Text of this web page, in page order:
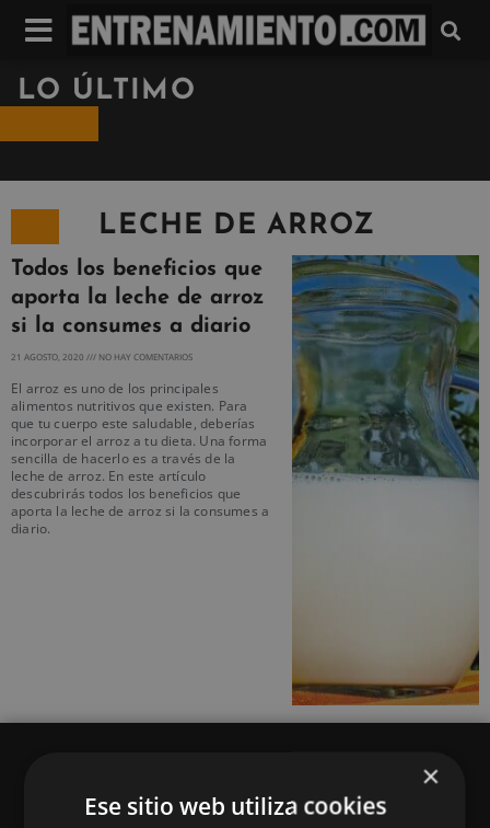
LO ÚLTIMO
LECHE DE ARROZ
Todos los beneficios que
aporta la leche de arroz
si la consumes a diario
21 AGOSTO, 2020 NO HAY COMENTARIOS
El arroz es uno de los principales
alimentos nutritivos que existen. Para
que tu cuerpo este saludable, deberías
incorporar el arroz a tu dieta. Una forma
sencilla de hacerlo es a través de la
leche de arroz. En este artículo
descubrirás todos los beneficios que
aporta la leche de arroz si la consumes a
diario.
×
Ese sitio web utiliza cookies